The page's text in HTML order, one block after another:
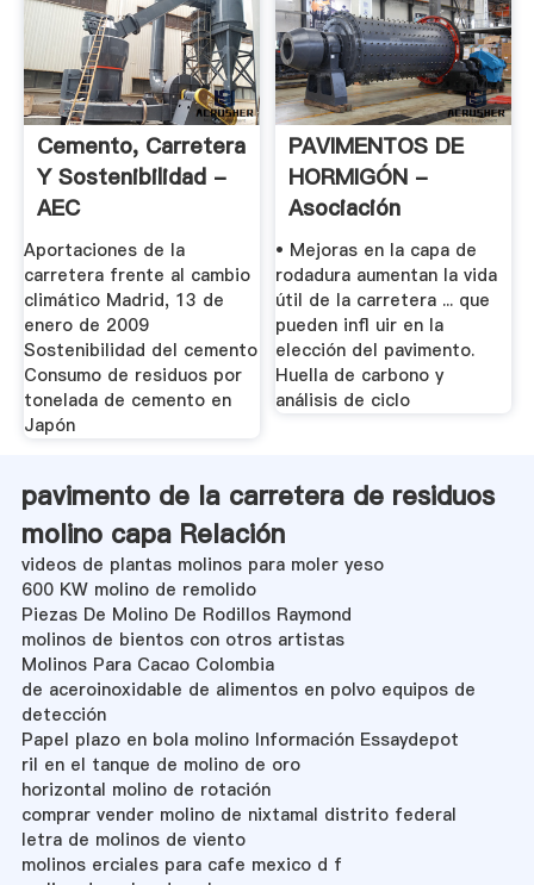
Cemento, Carretera
Y Sostenibilidad -
AEC
Aportaciones de la
carretera frente al cambio
climático Madrid, 13 de
enero de 2009
Sostenibilidad del cemento
Consumo de residuos por
tonelada de cemento en
Japón
PAVIMENTOS DE
HORMIGÓN -
Asociación
Española .
• Mejoras en la capa de
rodadura aumentan la vida
útil de la carretera ... que
pueden inﬂ uir en la
elección del pavimento.
Huella de carbono y
análisis de ciclo
pavimento de la carretera de residuos
molino capa Relación
videos de plantas molinos para moler yeso
600 KW molino de remolido
Piezas De Molino De Rodillos Raymond
molinos de bientos con otros artistas
Molinos Para Cacao Colombia
de aceroinoxidable de alimentos en polvo equipos de
detección
Papel plazo en bola molino Información Essaydepot
ril en el tanque de molino de oro
horizontal molino de rotación
comprar vender molino de nixtamal distrito federal
letra de molinos de viento
molinos erciales para cafe mexico d f